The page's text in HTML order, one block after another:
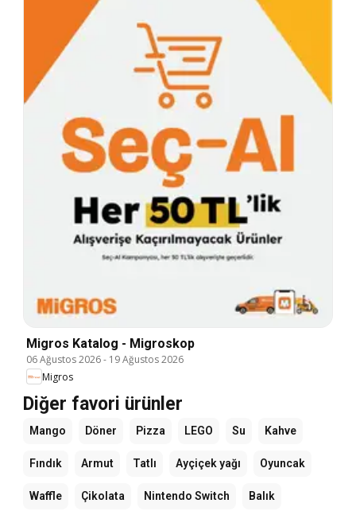
Migros Katalog - Migroskop
06 Ağustos 2026- 19 Ağustos 2026
Migros
Diğer favori ürünler
Mango Döner Pizza LEGO Su Kahve
Fındık Armut Tatlı Ayçiçek yağı Oyuncak
Waffle Çikolata Nintendo Switch Balık